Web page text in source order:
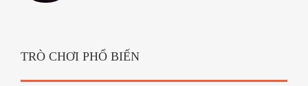
TRÒ CHƠI PHỔ BIẾN